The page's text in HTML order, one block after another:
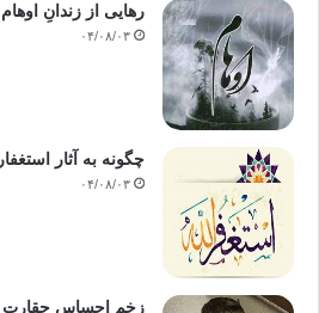
رهایی از زندانِ اوهام
۰۴/۰۸/۰۳
چگونه به آثار
۰۴/۰۸/۰۳
زخمِ احساسِ حقارت